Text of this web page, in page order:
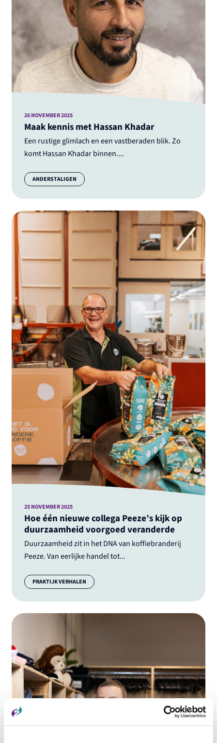
Maak kennis met Hassan Khadar
Een rustige glimlach en een vastberaden blik. Zo
komt Hassan Khadar binnen....
26 NOVEMBER 2025
Categorie:
ANDERSTALIGEN
Hoe één nieuwe collega Peeze’s kijk op
duurzaamheid voorgoed veranderde
Duurzaamheid zit in het DNA van koffiebranderij
Peeze. Van eerlijke handel tot...
25 NOVEMBER 2025
Categorie:
PRAKTIJK VERHALEN